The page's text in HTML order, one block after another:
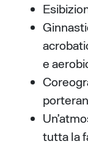
e
tutta la